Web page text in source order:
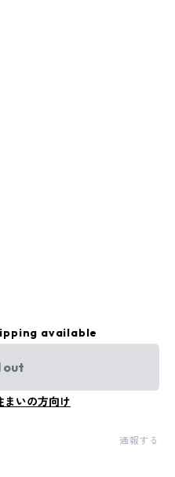
available
out
まいの方向け
通報する